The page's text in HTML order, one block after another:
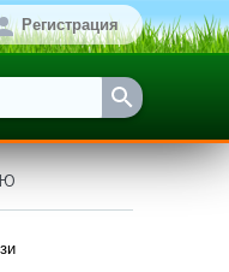
Регистрация